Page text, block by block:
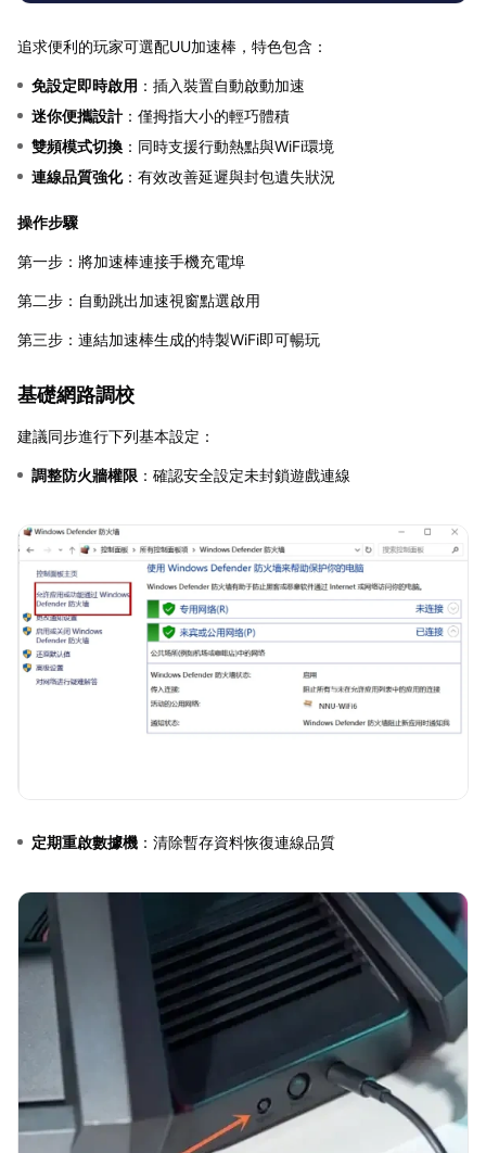
追求便利的玩家可選配UU加速棒，特色包含：
免設定即時啟用 ：插入裝置自動啟動加速
迷你便攜設計：僅拇指大小的輕巧體積
雙頻模式切換 ：同時支援行動熱點與WiFi環境
連線品質強化：有效改善延遲與封包遺失狀況
操作步驟
第一步：將加速棒連接手機充電埠
第二步：自動跳出加速視窗點選啟用
第三步：連結加速棒生成的特製WiFi即可暢玩
基礎網路調校
建議同步進行下列基本設定：
調整防火牆權限 ：確認安全設定未封鎖遊戲連線
定期重啟數據機 ：清除暫存資料恢復連線品質